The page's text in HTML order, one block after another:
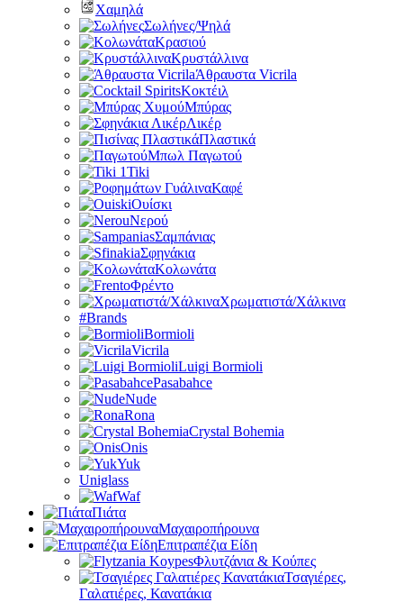
Χαμηλά
Σωλήνες/Ψηλά
Κρασιού
Κρυστάλλινα
Άθραυστα Vicrila
Κοκτέιλ
Μπύρας
Λικέρ
Πλαστικά
Μπωλ Παγωτού
Tiki
Καφέ
Ουίσκι
Νερού
Σαμπάνιας
Σφηνάκια
Κολωνάτα
Φρέντο
Χρωματιστά/Χάλκινα
#Brands
Bormioli
Vicrila
Luigi Bormioli
Pasabahce
Nude
Rona
Crystal Bohemia
Onis
Yuk
Uniglass
Waf
Πιάτα
Μαχαιροπήρουνα
Επιτραπέζια Είδη
Φλυτζάνια & Κούπες
Τσαγιέρες,
Γαλατιέρες, Κανατάκια